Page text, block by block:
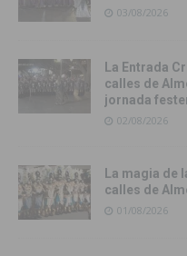
03/08/2026
La Entrada
calles de
jornada
02/08/2026
La magia de
calles de
01/08/2026